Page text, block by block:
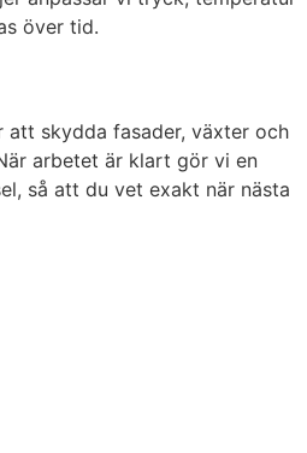
över tid.
att skydda fasader, växter och
arbetet är klart gör vi en
så att du vet exakt när nästa